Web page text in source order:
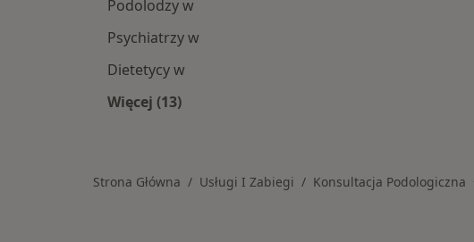
Podolodzy w
Psychiatrzy w
Dietetycy w
Więcej (13)
Strona Główna Usługi I Zabiegi Konsultacja Podologiczna